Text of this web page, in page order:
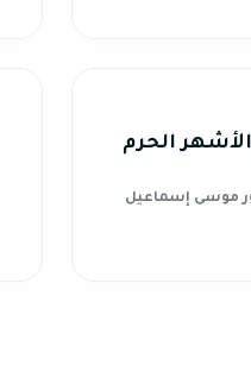
الحرم
موسى إسماعيل